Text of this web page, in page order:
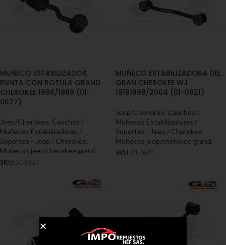
MUÑECO ESTABILIZADOR.
PUNTA CON ROTULA GRAND
CHEROKEE 1996/1998 (01-
0627)
Jeep/Cherokee Cauchos /
Muñecos Estabilizadoras /
Soportes - Jeep / Cherokee
Muñecos jeep/cherokee grand
SKU: 01-0627
MUÑECO ESTABILIZADORA DEL.
GRAN CHEROKEE WJ
19191999/2004 (01-0621)
Jeep/Cherokee Cauchos /
Muñecos Estabilizadoras /
Soportes - Jeep / Cherokee
Muñecos jeep/cherokee grand
SKU: 01-0621